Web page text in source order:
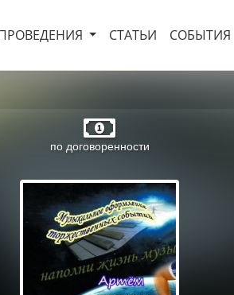
СТАТЬИ СОБЫТИЯ
по договоренности